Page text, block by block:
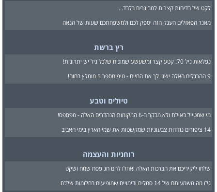
לקט של בדיחות קצרות למבוגרים בלבד...
מאגר הפאזלים הענק הזה יספק לכם ולמשפחתכם שעות של הנאה
רץ ברשת
נפלאות גיל 70: קטע קצר ומשעשע שמוכיח שלכל גיל יש יתרונות!
9 ההרגלים האלה ישנו לך את החיים - טיפ מספר 5 מומלץ בחום!
טיולים וטבע
מי שמטייל באילת ולא מבקר ב-6 המקומות הנהדרים האלה - מפספס!
14 ציפורים נודדות צבעוניות שמקשטות את שמי הארץ בימי האביב
רוחניות והעצמה
שלחו ליקיריכם את הברכות האלה ואחלו להם חג פסח שמח ושקט
גלו מה משמעותם של 14 סמלים ודימויים שמופיעים בחלומות שלכם